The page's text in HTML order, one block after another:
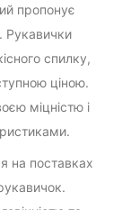
пропонує
Рукавички
спилку,
ціною.
міцністю і
на поставках